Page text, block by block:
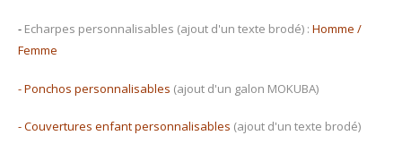
- Echarpes personnalisables (ajout d'un texte brodé) : Homme /
Femme
-Ponchos personnalisables (ajout d'un galon MOKUBA)
-Couvertures enfant personnalisables (ajout d'un texte brodé)